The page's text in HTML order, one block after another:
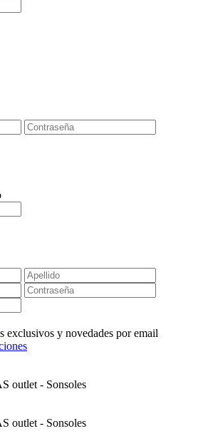
exclusivos y novedades por email